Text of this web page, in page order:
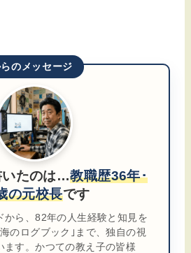
のメッセージ
いたのは…教職歴36年･
の元校長です
から、82年の人生経験と知見を
のログブック｣まで、独自の視
ます。かつての教え子の皆様